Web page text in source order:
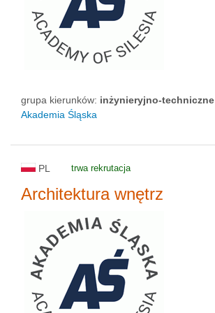
grupa kierunków: inżynieryjno-techniczne
Akademia Śląska
PL trwa rekrutacja
Architektura wnętrz